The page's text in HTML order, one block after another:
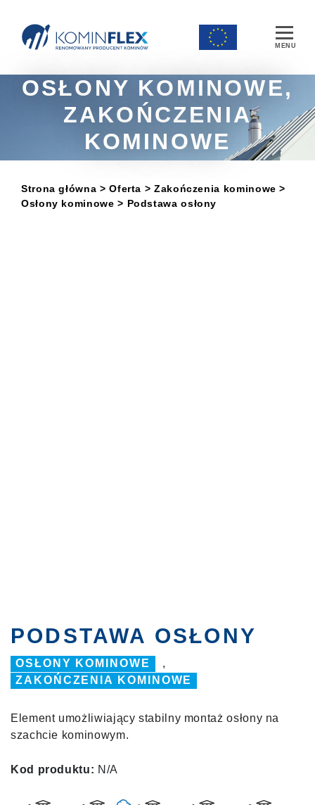
Main Navigation
OSŁONY KOMINOWE,
ZAKOŃCZENIA
KOMINOWE
Strona główna > Oferta >Zakończenia kominowe >
Osłony kominowe > Podstawa osłony
PODSTAWA OSŁONY
OSŁONY KOMINOWE
,
ZAKOŃCZENIA KOMINOWE
Element umożliwiający stabilny montaż osłony na
szachcie kominowym.
Kod produktu: N/A